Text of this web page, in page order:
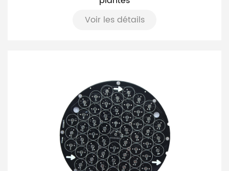
Voir les détails